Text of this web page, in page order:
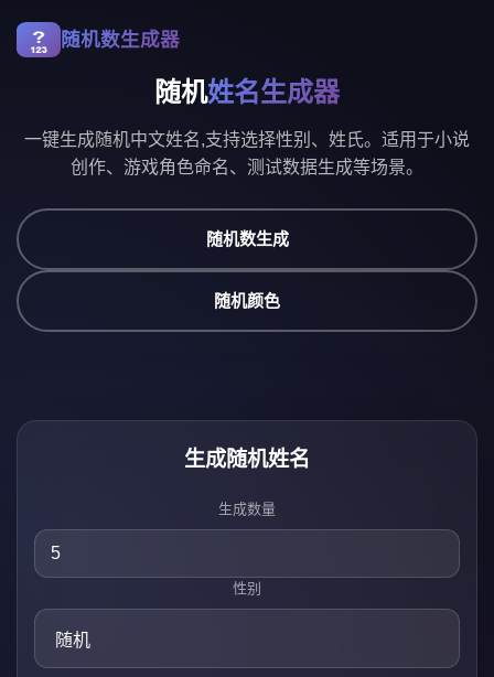
随机数生成器
随机姓名生成器
一键生成随机中文姓名,支持选择性别、姓氏。适用于小说
创作、游戏角色命名、测试数据生成等场景。
随机数生成
随机颜色
生成随机姓名
生成数量
性别